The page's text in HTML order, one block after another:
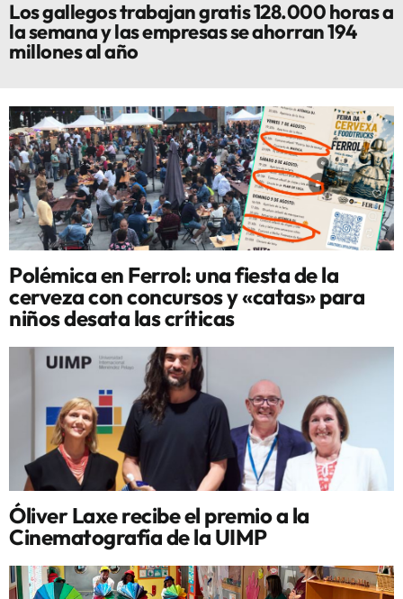
Los gallegos trabajan gratis 128.000 horas a
la semana y las empresas se ahorran 194
millones al año
Polémica en Ferrol: una fiesta de la
cerveza con concursos y «catas» para
niños desata las críticas
Óliver Laxe recibe el premio a la
Cinematografía de la UIMP